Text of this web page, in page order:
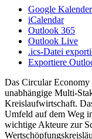
Google Kalender
iCalendar
Outlook 365
Outlook Live
.ics-Datei
Exportiere
Das Circular Economy
unabhängige Multi-
Kreislaufwirtschaft.
Umfeld auf dem Weg
wichtige Akteure zur